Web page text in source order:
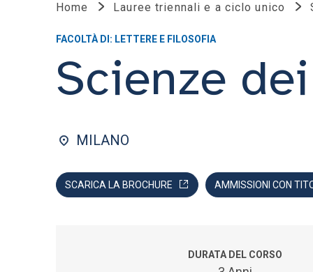
Home Lauree triennali e a ciclo unico
FACOLTÀ DI: LETTERE E FILOSOFIA
Scienze
MILANO
SCARICA LA BROCHURE AMMISSIONI CON
DURATA DEL CORSO